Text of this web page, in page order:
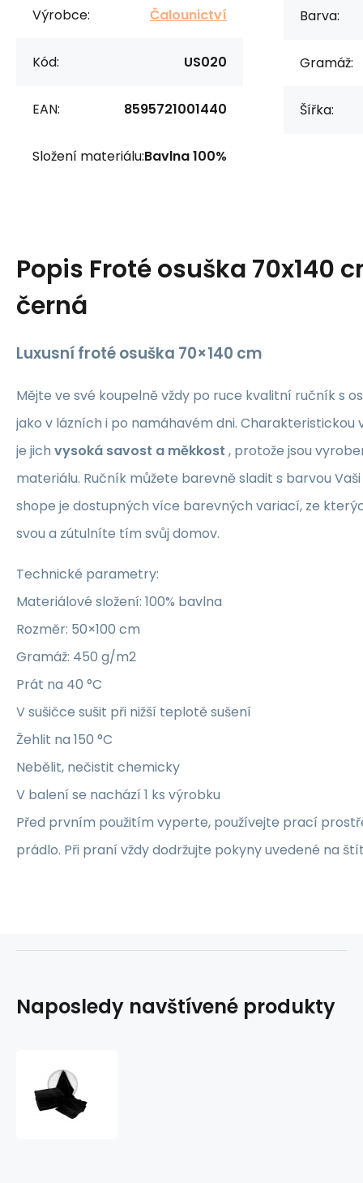
Výrobce: Čalounictví
Kód: US020
EAN: 8595721001440
Složení materiálu:Bavlna 100%
Barva:
Gramáž:
Šířka:
Popis Froté osuška 70x140
černá
Luxusní froté osuška 70×140 cm
Mějte ve své koupelně vždy po ruce kvalitní ručník s
jako v lázních i po namáhavém dni.
je jich vysoká savost a měkkost , protože jsou
materiálu. Ručník můžete barevně sladit s barvou
shope je dostupných více barevných variací, ze
svou a zútulníte tím svůj domov.
Technické parametry:
Materiálové složení: 100% bavlna
Rozměr: 50×100 cm
Gramáž: 450 g/m2
Prát na 40 °C
V sušičce sušit při nižší teplotě sušení
Žehlit na 150 °C
Nebělit, nečistit chemicky
V balení se nachází 1 ks výrobku
Před prvním použitím vyperte, používejte prací
prádlo. Při praní vždy dodržujte pokyny uvedené na
Naposledy navštívené produkty